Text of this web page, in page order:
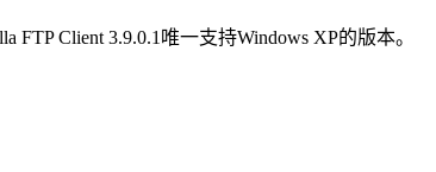
Client 3.9.0.1唯一支持Windows XP的版本。